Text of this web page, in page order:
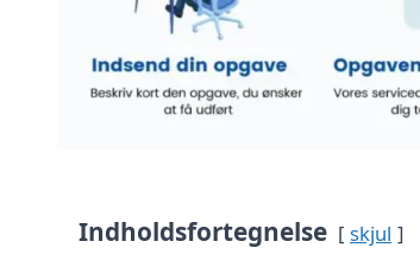
Indholdsfortegnelse skjul